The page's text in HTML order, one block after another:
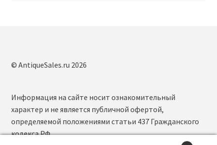
© AntiqueSales.ru 2026
Информация на сайте носит ознакомительный
характер и не является публичной офертой,
определяемой положениями статьи 437 Гражданского
кодекса РФ.